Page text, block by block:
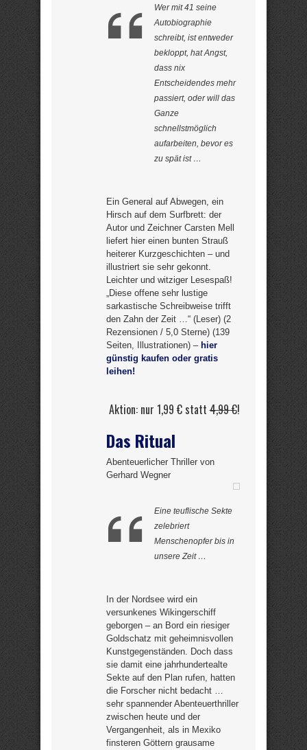
Wer mit 41 seine
Autobiographie
schreibt, ist entweder
bekloppt, hat Angst,
dass nix
Entscheidendes mehr
passiert, oder will das
Ganze
schnellstmöglich
aufarbeiten, bevor es
zu spät ist …
Ein General auf Abwegen, ein
Hirsch auf dem Surfbrett: der
Autor und Zeichner Carsten Mell
liefert hier einen bunten Strauß
heiterer Kurzgeschichten – und
illustriert sie sehr gekonnt.
Leichter und witziger Lesespaß!
„Diese offene sehr lustige
sarkastische Schreibweise trifft
den Zahn der Zeit …“ (Leser) (2
Rezensionen / 5,0 Sterne) (139
Seiten, Illustrationen) – hier
günstig kaufen oder gratis
leihen!
Aktion: nur 1,99 € statt4,99 €!
Das Ritual
Abenteuerlicher Thriller von
Gerhard Wegner
Eine teuflische Sekte
zelebriert
Menschenopfer bis in
unsere Zeit …
In der Nordsee wird ein
versunkenes Wikingerschiff
geborgen – an Bord ein riesiger
Goldschatz mit geheimnisvollen
Kunstgegenständen. Doch dass
sie damit eine jahrhundertealte
Sekte auf den Plan rufen, hatten
die Forscher nicht bedacht …
sehr spannender Abenteuerthriller
zwischen heute und der
Vergangenheit, als in Mexiko
finsteren Göttern grausame